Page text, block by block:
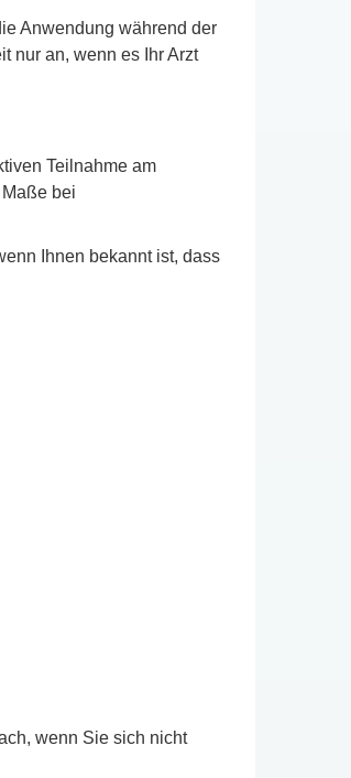
Anwendung während der
nur an, wenn es Ihr Arzt
Teilnahme am
bei
Ihnen bekannt ist, dass
wenn Sie sich nicht